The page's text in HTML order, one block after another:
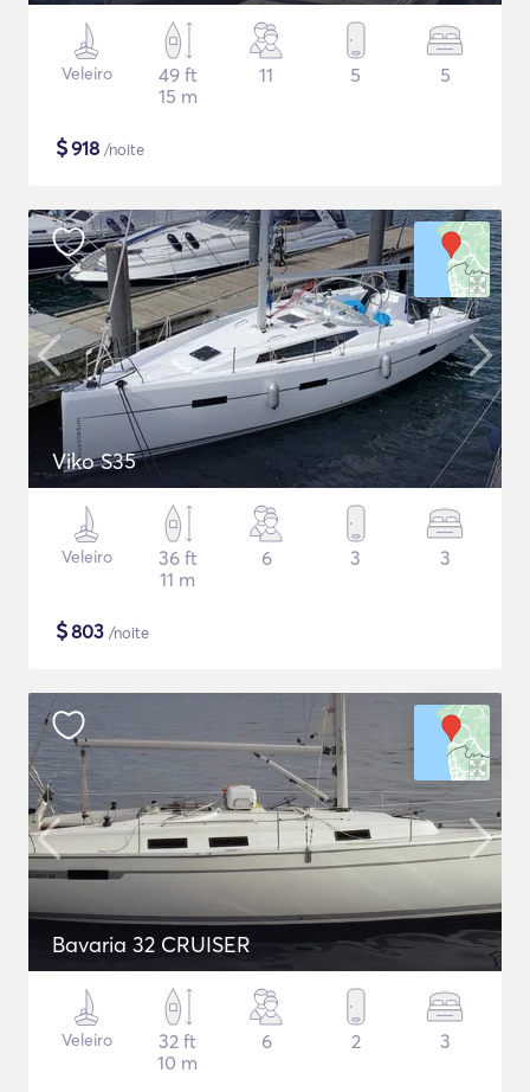
Veleiro
49 ft
15 m
11 5 5
$918 /noite
Viko S35
Veleiro
36 ft
11 m
6 3 3
$803 /noite
Bavaria 32 CRUISER
Veleiro
32 ft
10 m
6 2 3